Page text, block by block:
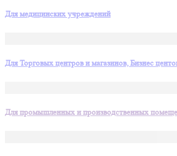
Для медицинских учреждений
Для Торговых центров и магазинов, Бизнес
Для промышленных и производственных